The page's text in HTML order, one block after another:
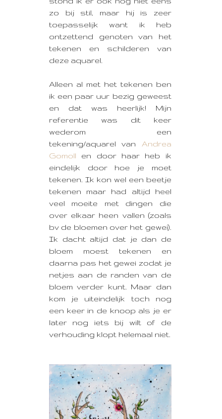
zo bij stil, maar hij is zeer
toepasselijk want ik heb
ontzettend genoten van het
tekenen en schilderen van
deze aquarel.
Alleen al met het tekenen ben
ik een paar uur bezig geweest
en dat was heerlijk! Mijn
referentie was dit keer
wederom een
tekening/aquarel van Andrea
Gomoll en door haar heb ik
eindelijk door hoe je moet
tekenen. Ik kon wel een beetje
tekenen maar had altijd heel
veel moeite met dingen die
over elkaar heen vallen (zoals
bv de bloemen over het gewei).
Ik dacht altijd dat je dan de
bloem moest tekenen en
daarna pas het gewei zodat je
netjes aan de randen van de
bloem verder kunt. Maar dan
kom je uiteindelijk toch nog
een keer in de knoop als je er
later nog iets bij wilt of de
verhouding klopt helemaal niet.